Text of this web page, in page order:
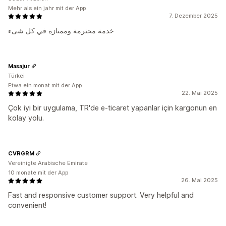
7. Dezember 2025
خدمة محترمة وممتازة في كل شىء
Mehr als ein jahr mit der App
22. Mai 2025
Çok iyi bir uygulama, TR'de e-ticaret yapanlar için kargonun en
kolay yolu.
Masajur
Türkei
Etwa ein monat mit der App
26. Mai 2025
Fast and responsive customer support. Very helpful and
convenient!
CVRGRM
Vereinigte Arabische Emirate
10 monate mit der App